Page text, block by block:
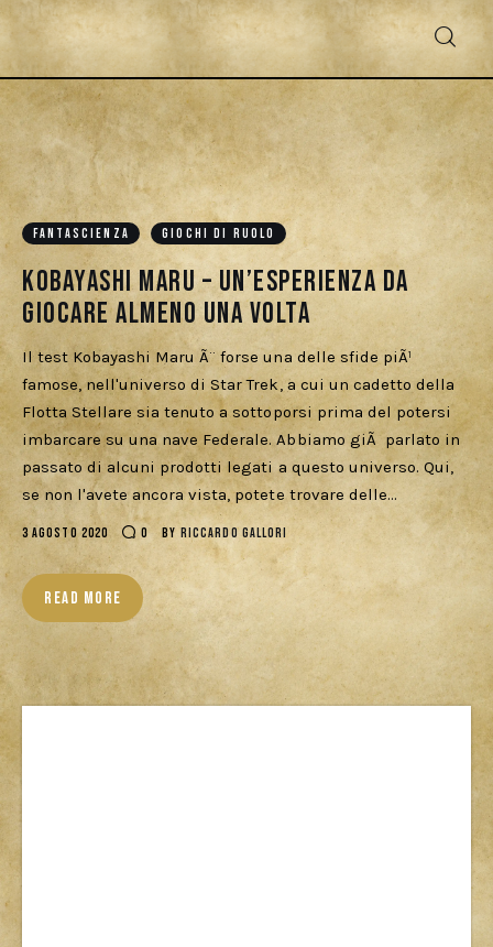
Fantascienza
Fantasy
Games
Recensioni
Libri e fumetti
Cercatori
Download
FANTASCIENZA GIOCHI DI RUOLO
Kobayashi Maru – Un’esperienza da
giocare almeno una volta
Il test Kobayashi Maru Ã¨ forse una delle sfide piÃ¹
famose, nell'universo di Star Trek, a cui un cadetto della
Flotta Stellare sia tenuto a sottoporsi prima del potersi
imbarcare su una nave Federale. Abbiamo giÃ parlato in
passato di alcuni prodotti legati a questo universo. Qui,
se non l'avete ancora vista, potete trovare delle…
3 AGOSTO 2020 0 BY RICCARDO GALLORI
READ MORE